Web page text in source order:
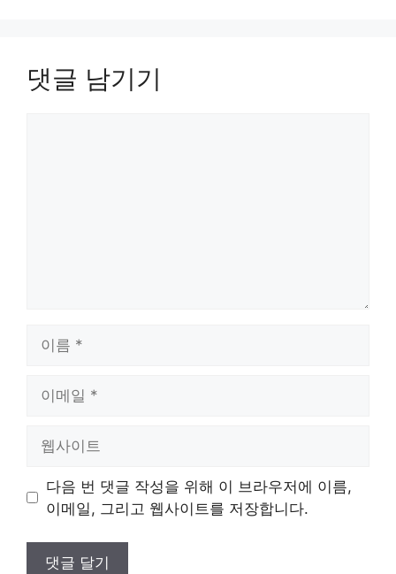
댓글 남기기
트
다음 번 댓글 작성을 위해 이 브라우저에 이름,
이메일, 그리고 웹사이트를 저장합니다.